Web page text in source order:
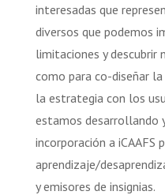
interesadas que
diversos que podemos
limitaciones y descubrir
como para co-diseñar
la estrategia con los
estamos desarrollando
incorporación a iCAAFS
aprendizaje/
y emisores de insignias.